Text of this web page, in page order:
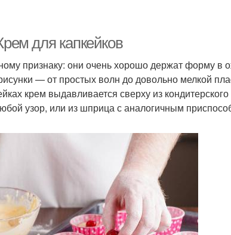
для капкейков
признаку: они очень хорошо держат форму в
— от простых волн до довольно мелкой
крем выдавливается сверху из
узор, или из шприца с аналогичным